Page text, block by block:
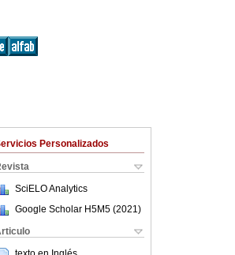
Personalizados
SciELO Analytics
Google Scholar H5M5 (2021 )